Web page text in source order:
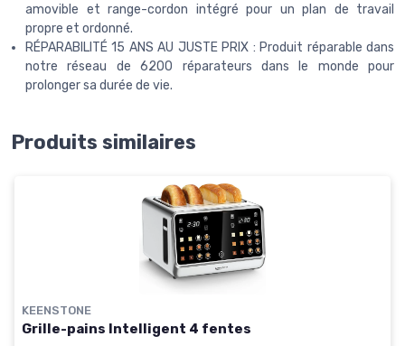
amovible et range-cordon intégré pour un plan de travail
propre et ordonné.
RÉPARABILITÉ 15 ANS AU JUSTE PRIX : Produit réparable dans
notre réseau de 6200 réparateurs dans le monde pour
prolonger sa durée de vie.
Produits similaires
KEENSTONE
Grille-pains Intelligent 4 fentes